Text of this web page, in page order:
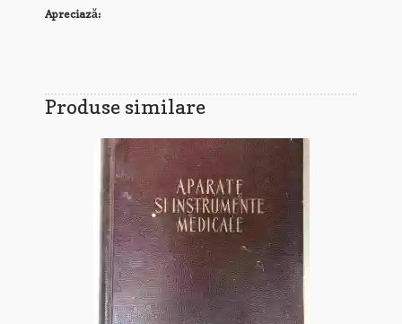
Apreciază:
Produse similare